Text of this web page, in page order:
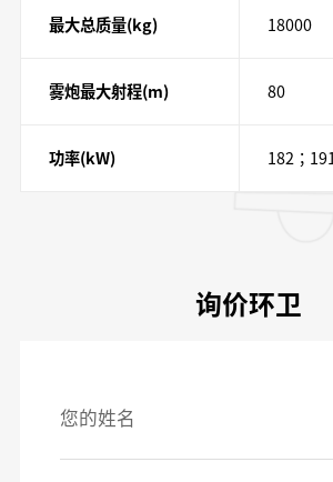
最大总质量(kg) 18000
雾炮最大射程(m) 80
功率(kW) 182；191
询价环卫